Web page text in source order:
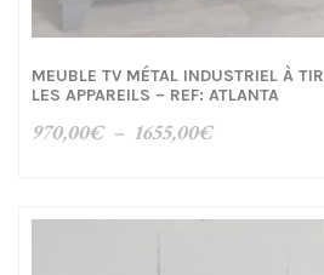
MEUBLE TV MÉTAL INDUSTRIEL À
LES APPAREILS – REF: ATLANTA
970,00€ – 1655,00€Plage
970,00€